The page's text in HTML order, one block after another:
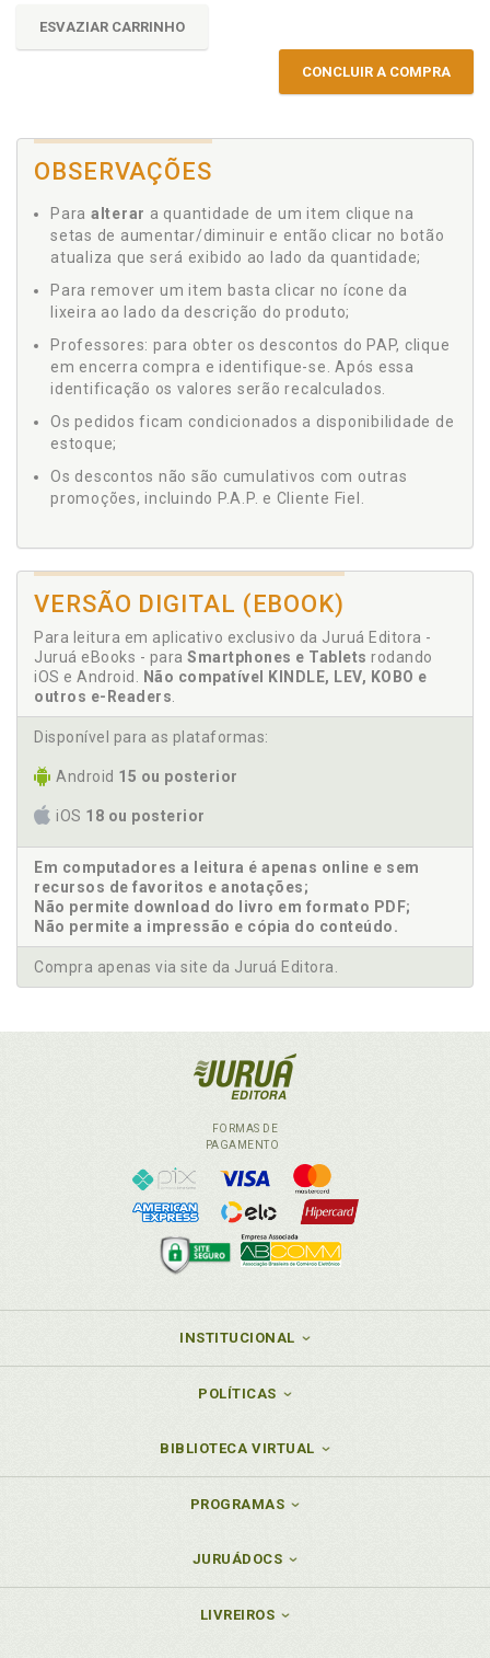
ESVAZIAR CARRINHO
CONCLUIR A COMPRA
OBSERVAÇÕES
Para alterar a quantidade de um item clique na
setas de aumentar/diminuir e então clicar no botão
atualiza que será exibido ao lado da quantidade;
Para remover um item basta clicar no ícone da
lixeira ao lado da descrição do produto;
Professores: para obter os descontos do PAP, clique
em encerra compra e identifique-se. Após essa
identificação os valores serão recalculados.
Os pedidos ficam condicionados a disponibilidade de
estoque;
Os descontos não são cumulativos com outras
promoções, incluindo P.A.P. e Cliente Fiel.
VERSÃO DIGITAL (EBOOK)
Para leitura em aplicativo exclusivo da Juruá Editora -
Juruá eBooks - para Smartphones e Tablets rodando
iOS e Android.
Não compatível KINDLE, LEV, KOBO e
outros e-Readers
Disponível para as plataformas:
Android 15 ou posterior
iOS 18 ou posterior
Em computadores a leitura é apenas online e sem
recursos de favoritos e anotações;
Não permite download do livro em formato PDF;
Não permite a impressão e cópia do conteúdo.
Compra apenas via site da Juruá Editora.
FORMAS DE
PAGAMENTO
INSTITUCIONAL
POLÍTICAS
BIBLIOTECA VIRTUAL
PROGRAMAS
JURUÁDOCS
LIVREIROS